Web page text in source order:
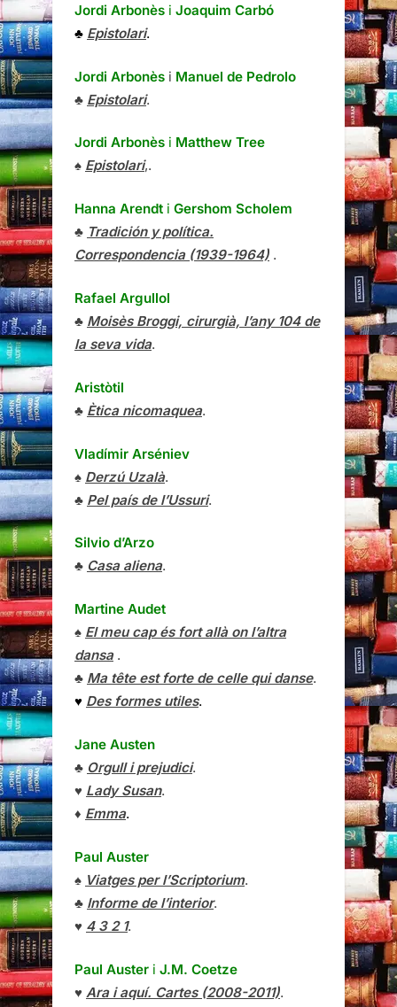
Jordi Arbonès i Joaquim Carbó
♣ Epistolari.
Jordi Arbonès i Manuel de Pedrolo
♣ Epistolari.
Jordi Arbonès i Matthew Tree
♠ Epistolari,.
Hanna Arendt i Gershom Scholem
♣ Tradición y política.
Correspondencia (1939-1964) .
Rafael Argullol
♣ Moisès Broggi, cirurgià, l’any 104 de
la seva vida.
Aristòtil
♣ Ètica nicomaquea.
Vladímir Arséniev
♠ Derzú Uzalà.
♣ Pel país de l’Ussuri.
Silvio d’Arzo
♣ Casa aliena.
Martine Audet
♠ El meu cap és fort allà on l’altra
dansa.
♣ Ma tête est forte de celle qui danse.
♥ Des formes utiles.
Jane Austen
♣ Orgull i prejudici.
♥ Lady Susan.
♦ Emma.
Paul Auster
♠ Viatges per l’Scriptorium.
♣ Informe de l’interior.
♥ 4 3 2 1.
Paul Auster i J.M. Coetze
♥ Ara i aquí. Cartes (2008-2011).